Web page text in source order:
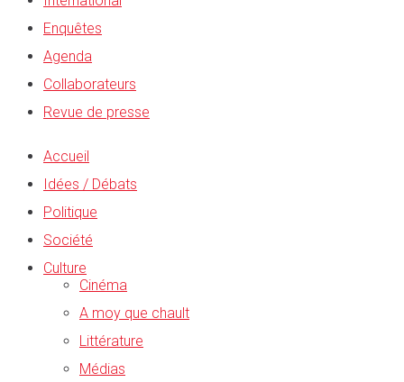
Enquêtes
Agenda
Collaborateurs
Revue de presse
Accueil
Idées / Débats
Politique
Société
Culture
Cinéma
A moy que chault
Littérature
Médias